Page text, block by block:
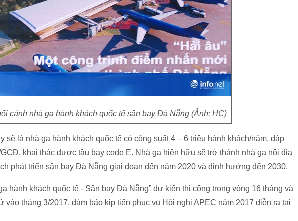
cảnh nhà ga hành khách quốc tế sân bay Đà Nẵng (Ảnh: HC)
sẽ là nhà ga hành khách quốc tế có công suất 4 – 6 triệu hành khách/năm, đáp
khai thác được tầu bay code E. Nhà ga hiện hữu sẽ trở thành nhà ga nội địa
phát triển sân bay Đà Nẵng giai đoạn đến năm 2020 và định hướng đến 2030.
hành khách quốc tế - Sân bay Đà Nẵng” dự kiến thi công trong vòng 16 tháng và
vào tháng 3/2017, đảm bảo kịp tiến phục vụ Hội nghị APEC năm 2017 diễn ra tại